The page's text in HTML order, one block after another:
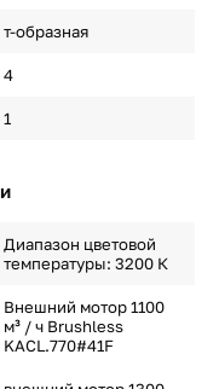
т-образная
4
1
Диапазон цветовой
температуры: 3200 К
Внешний мотор 1100
м³ / ч Brushless
KACL.770#41F